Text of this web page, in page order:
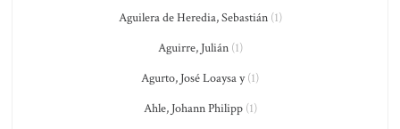
Aguilera de Heredia, Sebastián(1)
Aguirre, Julián(1)
Agurto, José Loaysa y(1)
Ahle, Johann Philipp(1)